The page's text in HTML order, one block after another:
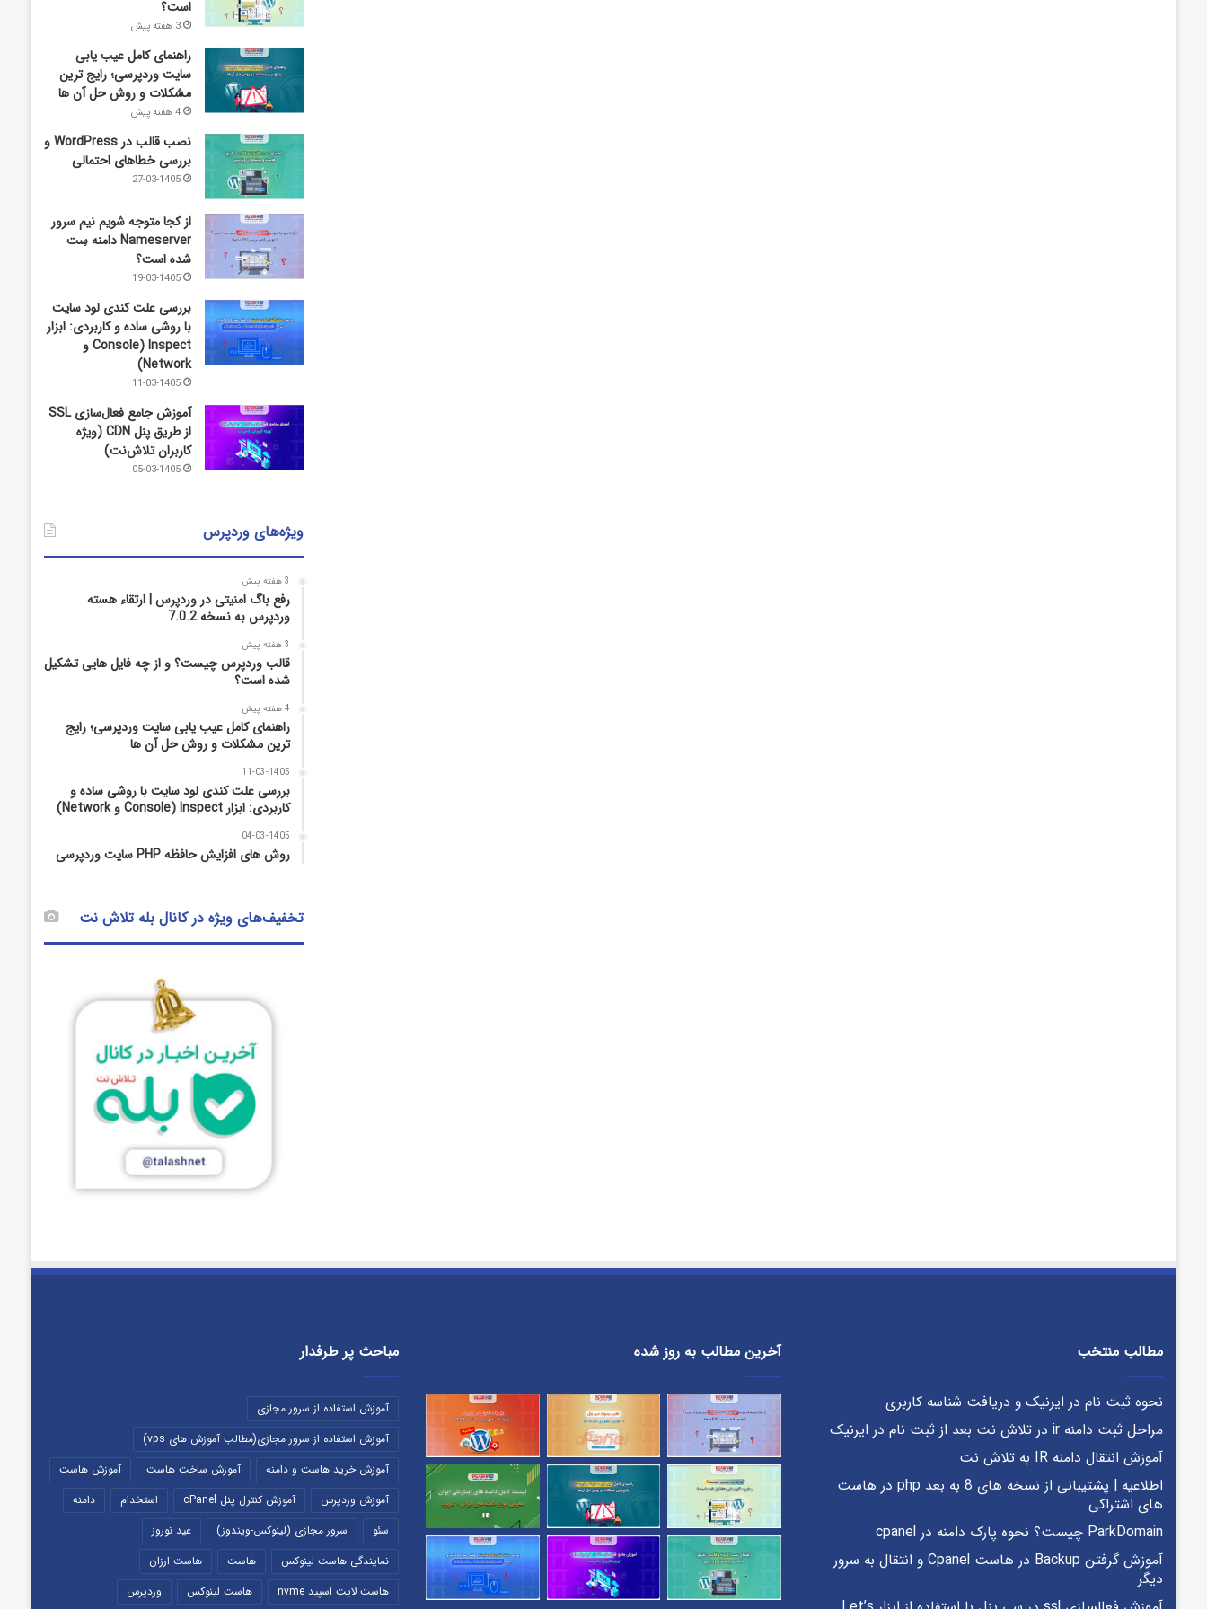
است؟
3 هفته پیش
راهنمای کامل عیب‌ یابی
سایت وردپرسی؛ رایج‌ ترین
مشکلات و روش حل آن‌ ها
4 هفته پیش
نصب قالب در WordPress و
بررسی خطاهای احتمالی
27-03-1405
از کجا متوجه شویم نیم ‌سرور
Nameserver دامنه سِت
شده است؟
19-03-1405
بررسی علت کندی لود سایت
با روشی ساده و کاربردی: ابزار
Inspect (Console و
Network)
11-03-1405
آموزش جامع فعال‌سازی SSL
از طریق پنل CDN (ویژه
کاربران تلاش‌نت)
05-03-1405
ویژه‌های وردپرس
3 هفته پیش
رفع باگ امنیتی در وردپرس | ارتقاء هسته
وردپرس به نسخه 7.0.2
3 هفته پیش
قالب وردپرس چیست؟ و از چه فایل­ هایی تشکیل
شده است؟
4 هفته پیش
راهنمای کامل عیب‌ یابی سایت وردپرسی؛ رایج‌
ترین مشکلات و روش حل آن‌ ها
11-03-1405
بررسی علت کندی لود سایت با روشی ساده و
کاربردی: ابزار Inspect (Console و Network)
04-03-1405
روش‌ های افزایش حافظه PHP سایت وردپرسی
تخفیف‌های ویژه در کانال بله تلاش نت
مطالب منتخب
نحوه ثبت نام در ایرنیک و دریافت شناسه کاربری
مراحل ثبت دامنه ir در تلاش نت بعد از ثبت نام در ایرنیک
آموزش انتقال دامنه IR به تلاش نت
اطلاعیه | پشتیبانی از نسخه های 8 به بعد php در هاست
های اشتراکی
ParkDomain چیست؟ نحوه پارک دامنه در cpanel
آموزش گرفتن Backup در هاست Cpanel و انتقال به سرور
دیگر
آخرین مطالب به روز شده مباحث پر طرفدار
آموزش استفاده از سرور مجازی
آموزش استفاده از سرور مجازی(مطالب آموزش های vps)
آموزش خرید هاست و دامنه
آموزش ساخت هاست
آموزش هاست
آموزش وردپرس
آموزش کنترل پنل cPanel استخدام
دامنه
سئو
سرور مجازی (لینوکس-ویندوز)
عید نوروز
نمایندگی هاست لینوکس
هاست
هاست ارزان
هاست لایت اسپید nvme
هاست لینوکس وردپرس